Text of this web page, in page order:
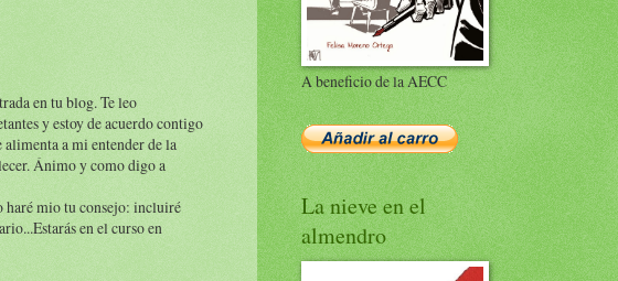
en tu blog. Te leo
y estoy de acuerdo contigo
a mi entender de la
Ánimo y como digo a
mio tu consejo: incluiré
en el curso en
A beneficio de la AECC
La nieve en el
almendro